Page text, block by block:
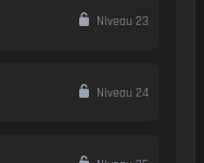
Niveau 23
Niveau 24